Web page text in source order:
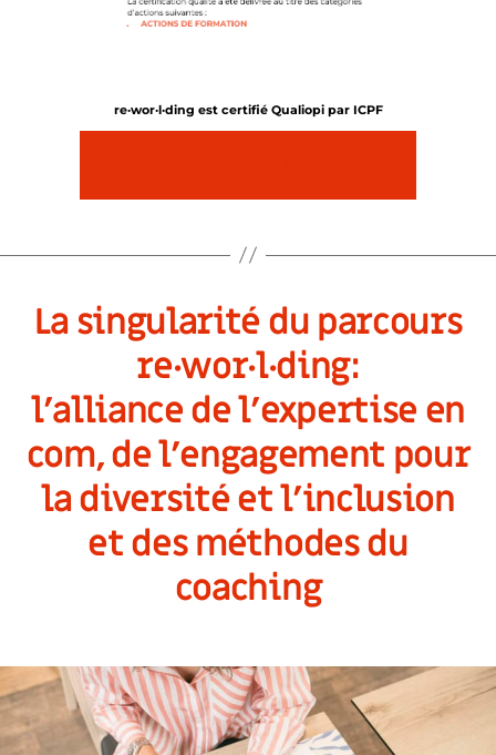
re·wor·l·ding est certifié Qualiopi par ICPF
La singularité du parcours
re·wor·l·ding:
l’alliance de l’expertise en
com, de l’engagement pour
la diversité et l’inclusion
et des méthodes du
coaching